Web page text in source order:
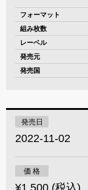
フォーマット
組み枚数
レーベル
発売元
発売国
発売日
2022-11-02
価 格
¥1,500 (税込)